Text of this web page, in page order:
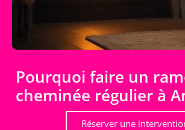
Pourquoi faire un
cheminée régulier à
Réserver une